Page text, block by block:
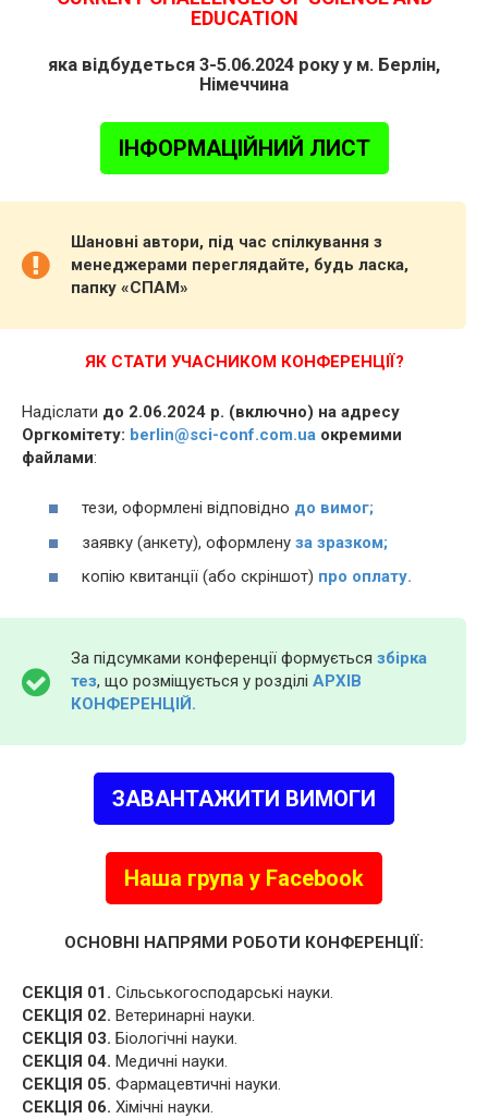
EDUCATION
яка відбудеться 3-5.06.2024 року у м. Берлін,
Німеччина
ІНФОРМАЦІЙНИЙ ЛИСТ
Шановні автори, під час спілкування з
менеджерами переглядайте, будь ласка,
папку «СПАМ»
ЯК СТАТИ УЧАСНИКОМ КОНФЕРЕНЦІЇ?
Надіслати до 2.06.2024 р. (включно) на адресу
Оргкомітету: berlin@sci-conf.com.ua окремими
файлами:
тези, оформлені відповідно до вимог;
заявку (анкету), оформлену за зразком;
копію квитанції (або скріншот) про оплату.
За підсумками конференції формується збірка
тез, що розміщується у розділі АРХІВ
КОНФЕРЕНЦІЙ.
ЗАВАНТАЖИТИ ВИМОГИ
Наша група у Facebook
ОСНОВНІ НАПРЯМИ РОБОТИ КОНФЕРЕНЦІЇ:
СЕКЦІЯ 01. Сільськогосподарські науки.
СЕКЦІЯ 02. Ветеринарні науки.
СЕКЦІЯ 03. Біологічні науки.
СЕКЦІЯ 04. Медичні науки.
СЕКЦІЯ 05. Фармацевтичні науки.
СЕКЦІЯ 06. Хімічні науки.